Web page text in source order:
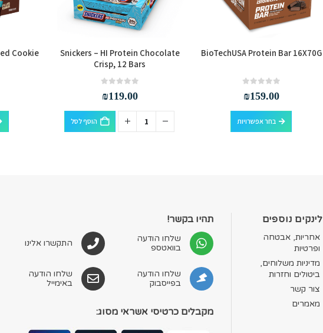
BioTechUSA Protein Bar 16X70G
₪159.00
בחר אפשרויות
למוצר זה יש מספר סוגים. ניתן לבחור את האפשרויות בעמוד המוצר
Snickers – HI Protein Chocolate
Crisp, 12 Bars
₪119.00
הוסף לסל
Cookie
לינקים נוספים
אחריות, אבטחה
ופרטיות
מדיניות משלוחים,
ביטולים וחזרות
צור קשר
מאמרים
תהיו בקשר!
שלחו הודעה
בוואטספ
שלחו הודעה
בפייסבוק
התקשרו אלינו
שלחו הודעה
באימייל
מקבלים כרטיסי אשראי מסוג: